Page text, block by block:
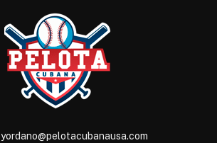
yordano@pelotacubanausa.com